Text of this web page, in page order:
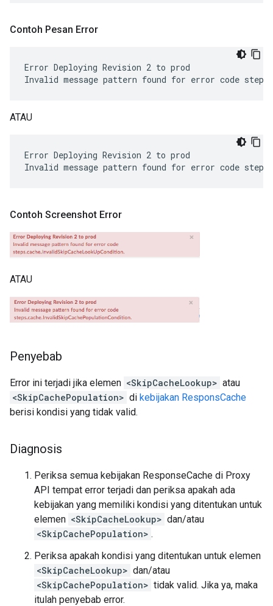
Contoh Pesan Error
Error Deploying Revision 2 to prod
ATAU
Error Deploying Revision 2 to prod
Contoh Screenshot Error
ATAU
Penyebab
Error ini terjadi jika elemen <SkipCacheLookup> atau
<SkipCachePopulation> di kebijakan ResponsCache
berisi kondisi yang tidak valid.
Diagnosis
Periksa semua kebijakan ResponseCache di Proxy
API tempat error terjadi dan periksa apakah ada
kebijakan yang memiliki kondisi yang ditentukan untuk
elemen <SkipCacheLookup> dan/atau
<SkipCachePopulation> .
Periksa apakah kondisi yang ditentukan untuk elemen
<SkipCacheLookup> dan/atau
<SkipCachePopulation> tidak valid. Jika ya, maka
itulah penyebab error.